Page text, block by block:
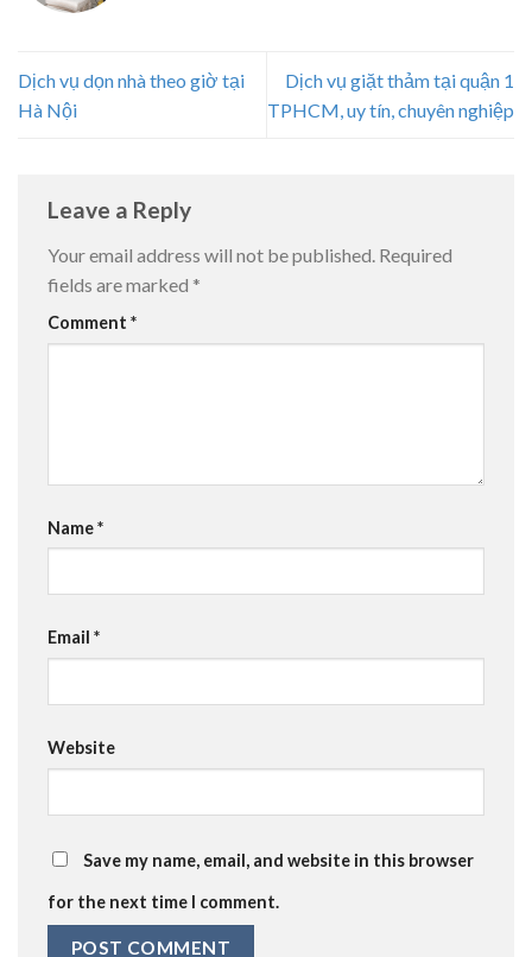
Dịch vụ dọn nhà theo giờ tại
Hà Nội
Dịch vụ giặt thảm tại quận 1
TPHCM, uy tín, chuyên nghiệp
Leave a Reply
Your email address will not be published. Required
fields are marked *
Comment *
Name*
Email *
Website
Save my name, email, and website in this browser
for the next time I comment.